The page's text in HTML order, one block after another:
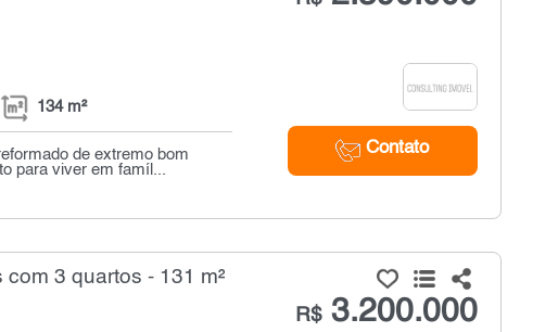
Contato
134 m²
de extremo bom
para viver em famíl...
3 quartos - 131 m²
R$3.200.000